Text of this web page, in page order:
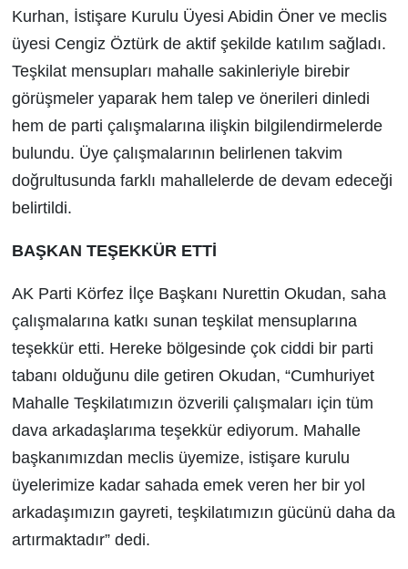
Kurhan, İstişare Kurulu Üyesi Abidin Öner ve meclis
üyesi Cengiz Öztürk de aktif şekilde katılım sağladı.
Teşkilat mensupları mahalle sakinleriyle birebir
görüşmeler yaparak hem talep ve önerileri dinledi
hem de parti çalışmalarına ilişkin bilgilendirmelerde
bulundu. Üye çalışmalarının belirlenen takvim
doğrultusunda farklı mahallelerde de devam edeceği
belirtildi.
BAŞKAN TEŞEKKÜR ETTİ
AK Parti Körfez İlçe Başkanı Nurettin Okudan, saha
çalışmalarına katkı sunan teşkilat mensuplarına
teşekkür etti. Hereke bölgesinde çok ciddi bir parti
tabanı olduğunu dile getiren Okudan, “Cumhuriyet
Mahalle Teşkilatımızın özverili çalışmaları için tüm
dava arkadaşlarıma teşekkür ediyorum. Mahalle
başkanımızdan meclis üyemize, istişare kurulu
üyelerimize kadar sahada emek veren her bir yol
arkadaşımızın gayreti, teşkilatımızın gücünü daha da
artırmaktadır” dedi.